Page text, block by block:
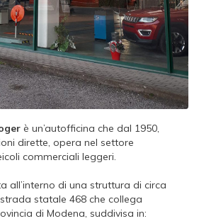
è un’autofficina che dal 1950,
dirette, opera nel settore
commerciali leggeri.
all’interno di una struttura di circa
statale 468 che collega
di Modena, suddivisa in: